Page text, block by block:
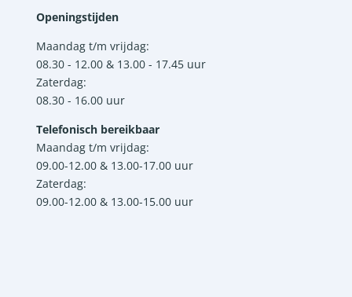
Openingstijden
Maandag t/m vrijdag:
08.30 - 12.00 & 13.00 - 17.45 uur
Zaterdag:
08.30 - 16.00 uur
Telefonisch bereikbaar
Maandag t/m vrijdag:
09.00-12.00 & 13.00-17.00 uur
Zaterdag:
09.00-12.00 & 13.00-15.00 uur